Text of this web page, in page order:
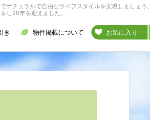
チュラルで自由なライフスタイルを実現しましょう。
し20年を迎えました。
き 物件掲載について お気に入り